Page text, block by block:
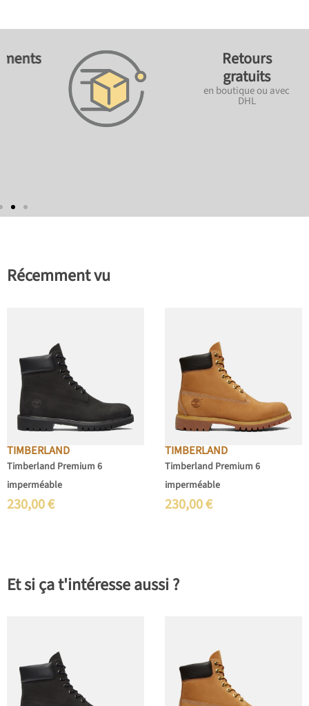
Retours
gratuits
en boutique ou avec
DHL
Récemment vu
TIMBERLAND
Timberland Premium 6
imperméable
230,00€
TIMBERLAND
Timberland Premium 6
imperméable
230,00€
Et si ça t'intéresse aussi ?